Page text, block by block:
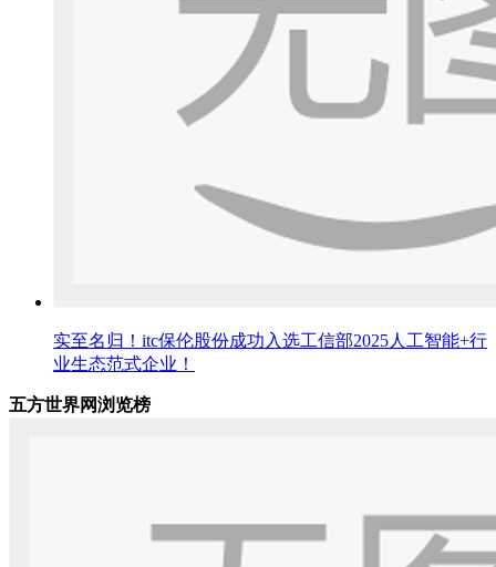
实至名归！itc保伦股份成功入选工信部2025人工智能+行
业生态范式企业！
五方世界网浏览榜